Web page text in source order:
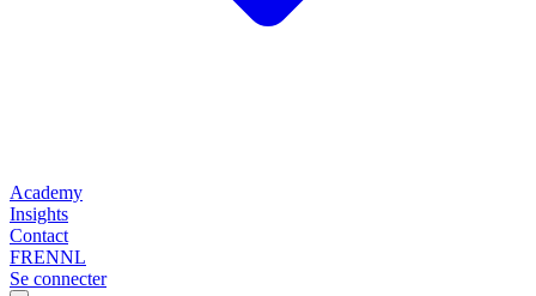
Academy
Insights
Contact
FRENNL
Se connecter